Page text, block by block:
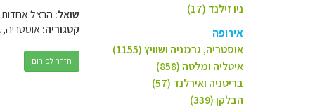
ניו זילנד (17)
אירופה
אוסטריה, גרמניה ושוויץ (1155)
איטליה ומלטה (858)
בריטניה ואירלנד (57)
הבלקן (339)
שואל: הרצל אחדות
קטגוריה:אוסטריה,
חזרה לפורום